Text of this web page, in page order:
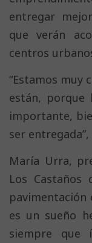
entregar
que verán
centros
“Estamos muy
están, porque
importante,
ser
María Urra,
Los Castaños
pavimentación
es un sueño
siempre que